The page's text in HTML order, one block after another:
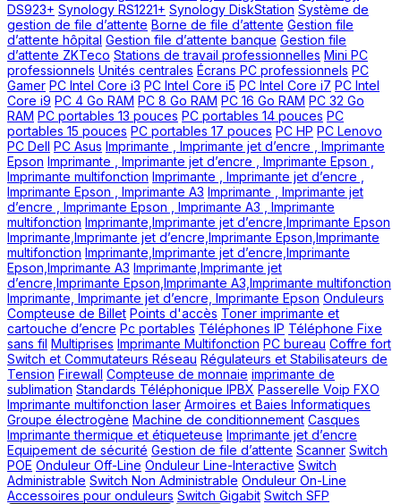
DS923+ Synology RS1221+ Synology DiskStation Système de
gestion de file d’attente Borne de file d’attente Gestion file
d’attente hôpital Gestion file d’attente banque Gestion file
d’attente ZKTeco Stations de travail professionnelles Mini PC
professionnels Unités centrales Écrans PC professionnels PC
Gamer PC Intel Core i3 PC Intel Core i5 PC Intel Core i7 PC Intel
Core i9 PC 4 Go RAM PC 8 Go RAM PC 16 Go RAM PC 32 Go
RAM PC portables 13 pouces PC portables 14 pouces PC
portables 15 pouces PC portables 17 pouces PC HP PC Lenovo
PC Dell PC Asus Imprimante , Imprimante jet d’encre , Imprimante
Epson Imprimante , Imprimante jet d’encre , Imprimante Epson ,
Imprimante multifonction Imprimante , Imprimante jet d’encre ,
Imprimante Epson , Imprimante A3 Imprimante , Imprimante jet
d’encre , Imprimante Epson , Imprimante A3 , Imprimante
multifonction Imprimante,Imprimante jet d’encre,Imprimante Epson
Imprimante,Imprimante jet d’encre,Imprimante Epson,Imprimante
multifonction Imprimante,Imprimante jet d’encre,Imprimante
Epson,Imprimante A3 Imprimante,Imprimante jet
d’encre,Imprimante Epson,Imprimante A3,Imprimante multifonction
Imprimante, Imprimante jet d’encre, Imprimante Epson Onduleurs
Compteuse de Billet Points d'accès Toner imprimante et
cartouche d’encre Pc portables Téléphones IP Téléphone Fixe
sans fil Multiprises Imprimante Multifonction PC bureau Coffre fort
Switch et Commutateurs Réseau Régulateurs et Stabilisateurs de
Tension Firewall Compteuse de monnaie imprimante de
sublimation Standards Téléphonique IPBX Passerelle Voip FXO
Imprimante multifonction laser Armoires et Baies Informatiques
Groupe électrogène Machine de conditionnement Casques
Imprimante thermique et étiqueteuse Imprimante jet d’encre
Equipement de sécurité Gestion de file d’attente Scanner Switch
POE Onduleur Off-Line Onduleur Line-Interactive Switch
Administrable Switch Non Administrable Onduleur On-Line
Accessoires pour onduleurs Switch Gigabit Switch SFP